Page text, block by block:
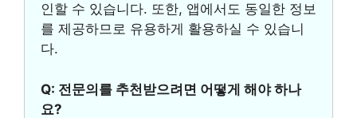
인할 수 있습니다. 또한, 앱에서도 동일한 정보
를 제공하므로 유용하게 활용하실 수 있습니
다.
Q: 전문의를 추천받으려면 어떻게 해야 하나
요?